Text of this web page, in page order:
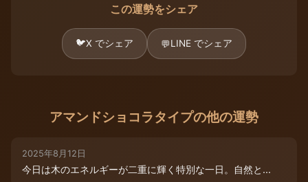
この運勢をシェア
🐦X でシェア 💬LINE でシェア
アマンドショコラタイプの他の運勢
2025年8月12日
今日は木のエネルギーが二重に輝く特別な一日。自然と...